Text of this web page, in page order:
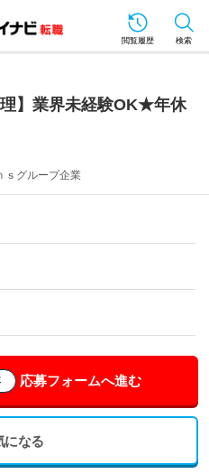
閲覧履歴 検索
理】業界未経験OK★年休
ｓグループ企業
応募フォームへ進む
になる